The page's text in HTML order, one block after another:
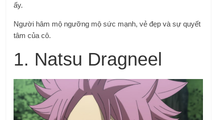
ấy.
Người hâm mộ ngưỡng mộ sức mạnh, vẻ đẹp và sự quyết
tâm của cô.
1. Natsu Dragneel